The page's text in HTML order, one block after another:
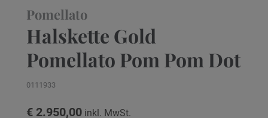
Pomellato
Halskette Gold
Pomellato Pom Pom Dot
0111933
€ 2.950,00